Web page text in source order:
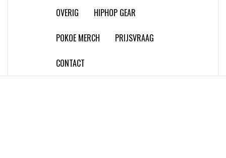
OVERIG
HIPHOP GEAR
POKOE MERCH PRIJSVRAAG
CONTACT